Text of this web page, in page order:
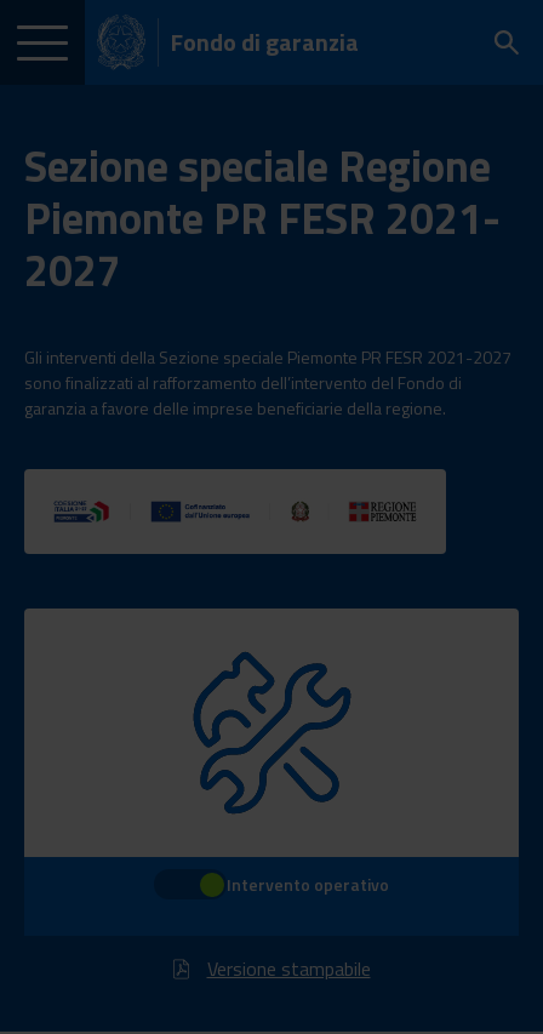
Fondo di garanzia
Sezione speciale Regione
Piemonte PR FESR 2021-
2027
Gli interventi della Sezione speciale Piemonte PR FESR 2021-2027
sono finalizzati al rafforzamento dell’intervento del Fondo di
garanzia a favore delle imprese beneficiarie della regione.
Intervento operativo
Versione stampabile